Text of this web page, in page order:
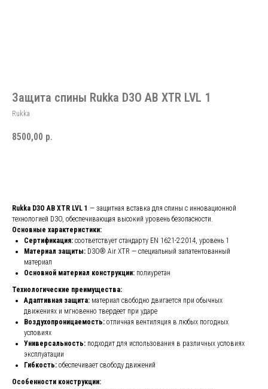
Защита спины Rukka D3O AB XTR LVL 1
Rukka
8500,00 р.
Rukka D3O AB XTR LVL 1 — защитная вставка для спины с инновационной
технологией D3O, обеспечивающая высокий уровень безопасности.
Основные характеристики:
Сертификация: соответствует стандарту EN 1621-2:2014, уровень 1
Материал защиты: D3O® Air XTR — специальный запатентованный
материал
Основной материал конструкции: полиуретан
Технологические преимущества:
Адаптивная защита: материал свободно двигается при обычных
движениях и мгновенно твердеет при ударе
Воздухопроницаемость: отличная вентиляция в любых погодных
условиях
Универсальность: подходит для использования в различных условиях
эксплуатации
Гибкость: обеспечивает свободу движений
Особенности конструкции: